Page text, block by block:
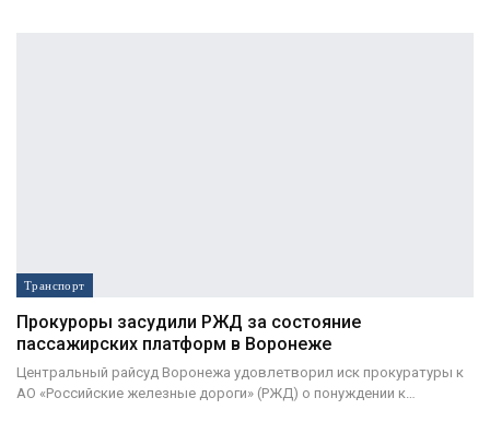
Транспорт
Прокуроры засудили РЖД за состояние
пассажирских платформ в Воронеже
Центральный райсуд Воронежа удовлетворил иск прокуратуры к
АО «Российские железные дороги» (РЖД) о понуждении к…